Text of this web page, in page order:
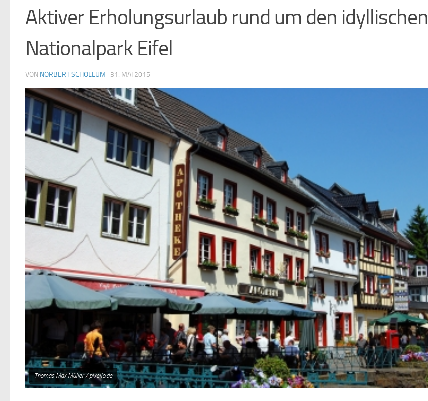
Aktiver Erholungsurlaub rund um den idyllischen
Nationalpark Eifel
VON NORBERT SCHOLLUM · 31. MAI 2015
Thomas Max Müller / pixelio.de